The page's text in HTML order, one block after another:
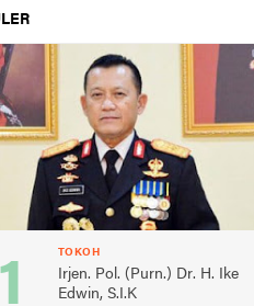
TOKOH
Irjen. Pol. (Purn.) Dr. H. Ike
Edwin, S.I.K